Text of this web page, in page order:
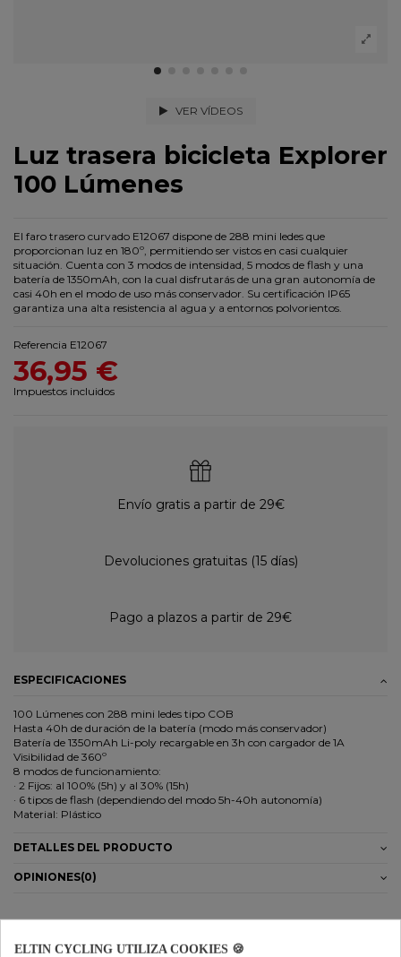
VER VÍDEOS
Luz trasera bicicleta Explorer
100 Lúmenes
El faro trasero curvado E12067 dispone de 288 mini ledes que
proporcionan luz en 180º, permitiendo ser vistos en casi cualquier
situación. Cuenta con 3 modos de intensidad, 5 modos de flash y una
batería de 1350mAh, con la cual disfrutarás de una gran autonomía de
casi 40h en el modo de uso más conservador. Su certificación IP65
garantiza una alta resistencia al agua y a entornos polvorientos.
Referencia E12067
36,95 €
Impuestos incluidos
Envío gratis a partir de 29€
Devoluciones gratuitas (15 días)
Pago a plazos a partir de 29€
ESPECIFICACIONES
100 Lúmenes con 288 mini ledes tipo COB
Hasta 40h de duración de la batería (modo más conservador)
Batería de 1350mAh Li-poly recargable en 3h con cargador de 1A
Visibilidad de 360º
8 modos de funcionamiento:
· 2 Fijos: al 100% (5h) y al 30% (15h)
· 6 tipos de flash (dependiendo del modo 5h-40h autonomía)
Material: Plástico
DETALLES DEL PRODUCTO
OPINIONES(0)
ELTIN CYCLING UTILIZA COOKIES 🍪